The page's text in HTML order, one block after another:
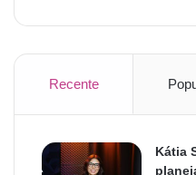
Recente
Kátia